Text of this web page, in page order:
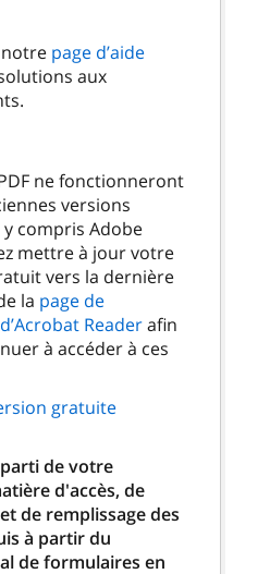
page d’aide
aux
ne fonctionneront
versions
y compris Adobe
mettre à jour votre
vers la dernière
la page de
Readerafin
à accéder à ces
gratuite
de votre
d'accès, de
de remplissage des
à partir du
de formulaires en